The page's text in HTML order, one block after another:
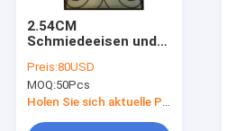
Qualitätskontrolle
Fordern Sie ein Zitat
2.54CM
Schmiedeeisen und
Glas-Front Entry
Doors Insertss
10X10MM
Preis:80USD
MOQ:50Pcs
Holen Sie sich aktuelle Preis